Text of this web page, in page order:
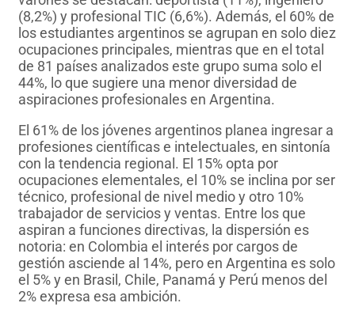
(8,2%) y profesional TIC (6,6%). Además, el 60% de
los estudiantes argentinos se agrupan en solo diez
ocupaciones principales, mientras que en el total
de 81 países analizados este grupo suma solo el
44%, lo que sugiere una menor diversidad de
aspiraciones profesionales en Argentina.
El 61% de los jóvenes argentinos planea ingresar a
profesiones científicas e intelectuales, en sintonía
con la tendencia regional. El 15% opta por
ocupaciones elementales, el 10% se inclina por ser
técnico, profesional de nivel medio y otro 10%
trabajador de servicios y ventas. Entre los que
aspiran a funciones directivas, la dispersión es
notoria: en Colombia el interés por cargos de
gestión asciende al 14%, pero en Argentina es solo
el 5% y en Brasil, Chile, Panamá y Perú menos del
2% expresa esa ambición.